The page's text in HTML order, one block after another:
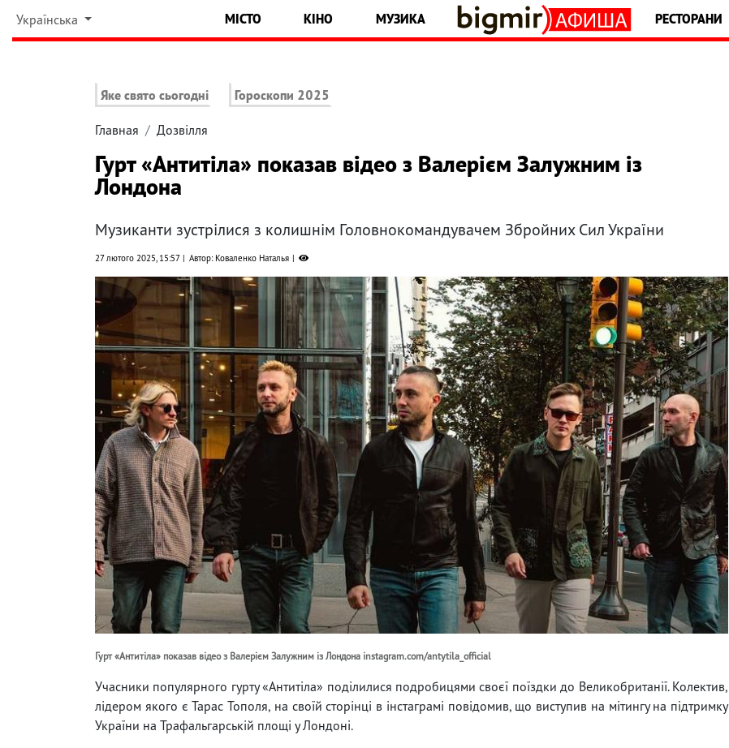
Українська МІСТО КІНО МУЗИКА РЕСТОРАНИ
Яке свято сьогодні Гороскопи 2025
Главная Дозвілля
Гурт «Антитіла» показав відео з Валерієм Залужним із
Лондона
Музиканти зустрілися з колишнім Головнокомандувачем Збройних Сил України
27 лютого 2025, 15:57 Автор: Коваленко Наталья
Гурт «Антитіла» показав відео з Валерієм Залужним із Лондона instagram.com/antytila_official
Учасники популярного гурту «Антитіла» поділилися подробицями своєї поїздки до Великобританії. Колектив,
лідером якого є Тарас Тополя, на своїй сторінці в інстаграмі повідомив, що виступив на мітингу на підтримку
України на Трафальгарській площі у Лондоні.